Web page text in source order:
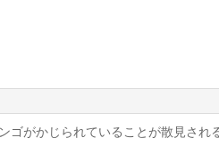
ゴがかじられていることが散見され